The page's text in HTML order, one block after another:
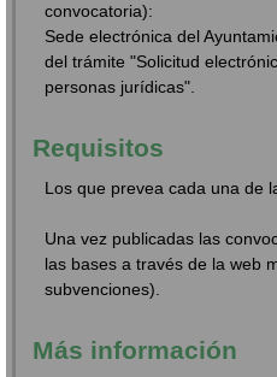
convocatoria):
Sede electrónica del
del trámite "Solicitud
personas jurídicas".
Requisitos
Los que prevea cada una de
Una vez publicadas las
las bases a través de la web
subvenciones).
Más información